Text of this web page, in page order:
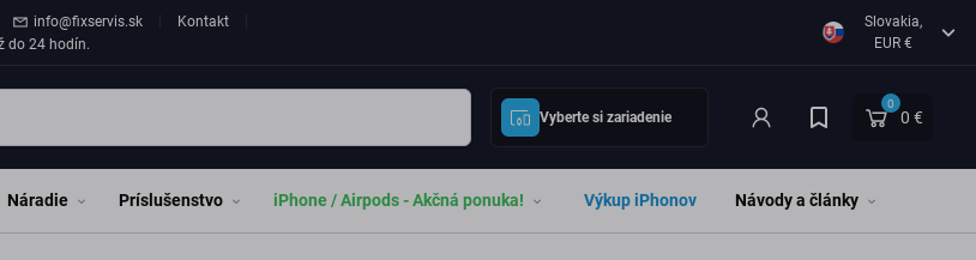
info@fixservis.sk
Kontakt
do 24 hodín.
Slovakia,
EUR €
Vyberte si zariadenie
0
0 €
Náradie Príslušenstvo iPhone / Airpods - Akčná ponuka! Výkup iPhonov Návody a články